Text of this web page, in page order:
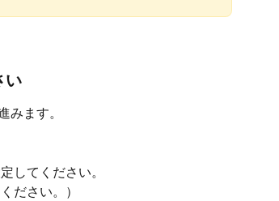
い
ます。
してください。
ださい。）